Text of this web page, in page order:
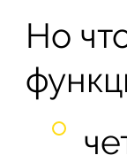
Но